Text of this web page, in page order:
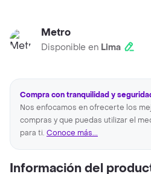
Metro
Disponible en Lima
Compra con tranquilidad y
Nos enfocamos en ofrecerte los
compras y que puedas utilizar el
para ti. Conoce más...
Información del